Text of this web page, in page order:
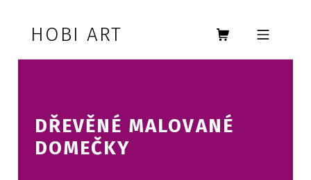
HOBI ART MOBILE MENU
DŘEVĚNÉ MALOVANÉ
DOMEČKY